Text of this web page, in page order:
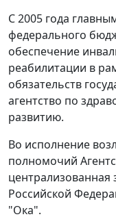
С 2005 года
федерального
обеспечение
реабилитации в
обязательств
агентство по
развитию.
Во исполнение
полномочий
централизованная
Российской
"Ока".